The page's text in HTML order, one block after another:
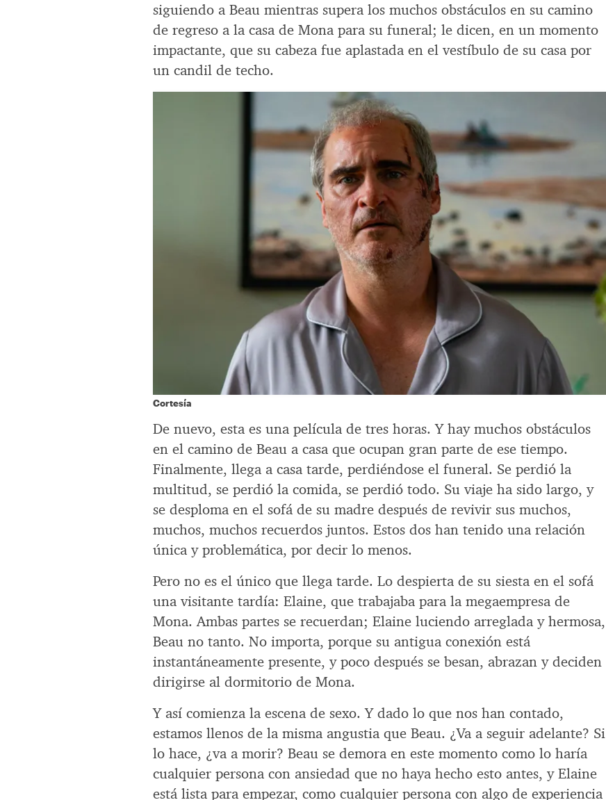
siguiendo a Beau mientras supera los muchos obstáculos en su camino
de regreso a la casa de Mona para su funeral; le dicen, en un momento
impactante, que su cabeza fue aplastada en el vestíbulo de su casa por
un candil de techo.
Cortesía
De nuevo, esta es una película de tres horas. Y hay muchos obstáculos
en el camino de Beau a casa que ocupan gran parte de ese tiempo.
Finalmente, llega a casa tarde, perdiéndose el funeral. Se perdió la
multitud, se perdió la comida, se perdió todo. Su viaje ha sido largo, y
se desploma en el sofá de su madre después de revivir sus muchos,
muchos, muchos recuerdos juntos. Estos dos han tenido una relación
única y problemática, por decir lo menos.
Pero no es el único que llega tarde. Lo despierta de su siesta en el sofá
una visitante tardía: Elaine, que trabajaba para la megaempresa de
Mona. Ambas partes se recuerdan; Elaine luciendo arreglada y hermosa,
Beau no tanto. No importa, porque su antigua conexión está
instantáneamente presente, y poco después se besan, abrazan y deciden
dirigirse al dormitorio de Mona.
Y así comienza la escena de sexo. Y dado lo que nos han contado,
estamos llenos de la misma angustia que Beau. ¿Va a seguir adelante? Si
lo hace, ¿va a morir? Beau se demora en este momento como lo haría
cualquier persona con ansiedad que no haya hecho esto antes, y Elaine
está lista para empezar, como cualquier persona con algo de experiencia